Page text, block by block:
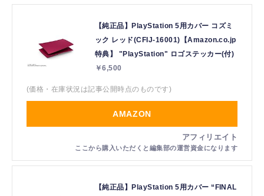
【純正品】PlayStation 5用カバー コズミ
ック レッド(CFIJ-16001)【Amazon.co.jp
特典】 "PlayStation" ロゴステッカー(付)
￥6,500
(価格・在庫状況は記事公開時点のものです)
AMAZON
【純正品】PlayStation 5用カバー “FINAL